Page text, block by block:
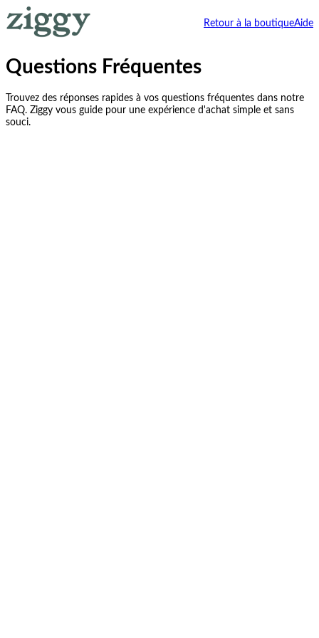
Retour à la boutiqueAide
Questions Fréquentes
Trouvez des réponses rapides à vos questions fréquentes dans notre
FAQ. Ziggy vous guide pour une expérience d'achat simple et sans
souci.